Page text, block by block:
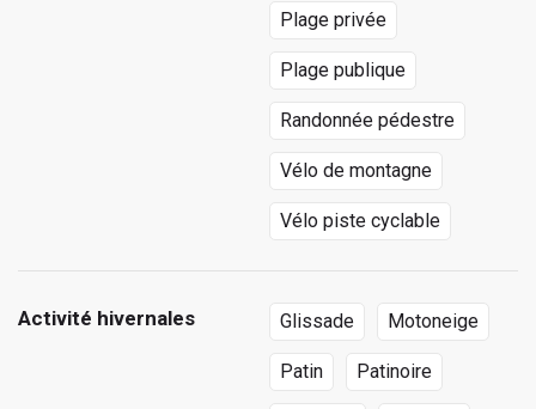
Plage privée
Plage publique
Randonnée pédestre
Vélo de montagne
Vélo piste cyclable
Activité hivernales Glissade Motoneige
Patin Patinoire